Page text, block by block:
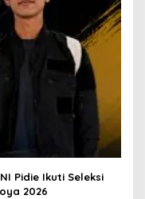
Pidie Ikuti Seleksi
2026